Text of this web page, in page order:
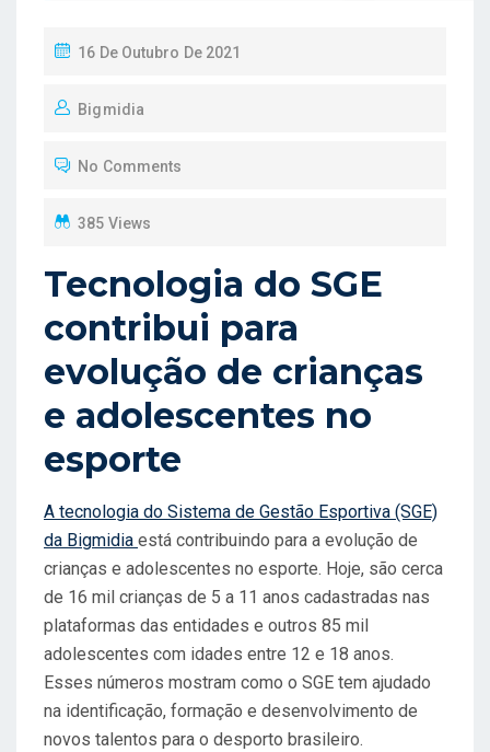
P
S
E
O
16 De Outubro De 2021
Bigmidia
No Comments
385 Views
Tecnologia do SGE
contribui para
evolução de crianças
e adolescentes no
esporte
A tecnologia do Sistema de Gestão Esportiva (SGE)
da Bigmidia está contribuindo para a evolução de
crianças e adolescentes no esporte. Hoje, são cerca
de 16 mil crianças de 5 a 11 anos cadastradas nas
plataformas das entidades e outros 85 mil
adolescentes com idades entre 12 e 18 anos.
Esses números mostram como o SGE tem ajudado
na identificação, formação e desenvolvimento de
novos talentos para o desporto brasileiro.